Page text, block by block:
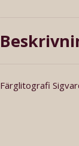
Färglitografi